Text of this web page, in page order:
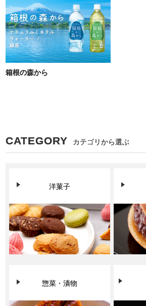
箱根の森から
CATEGORY カテゴリから選ぶ
洋菓子
惣菜・漬物